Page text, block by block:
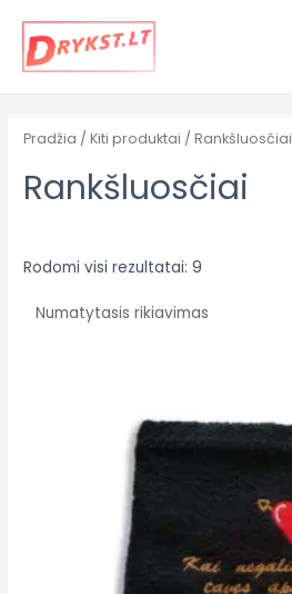
turinio
Pradžia /Kiti produktai / Rankšluosčiai
Rankšluosčiai
Rodomi visi rezultatai: 9